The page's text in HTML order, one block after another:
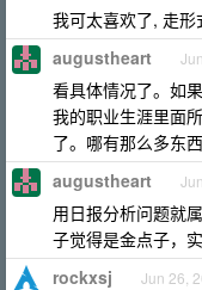
我可太喜欢了, 走
augustheart
看具体情况了。如
我的职业生涯里面
了。哪有那么多东
augustheart
用日报分析问题就
子觉得是金点子，
rockxsj Jun 26,